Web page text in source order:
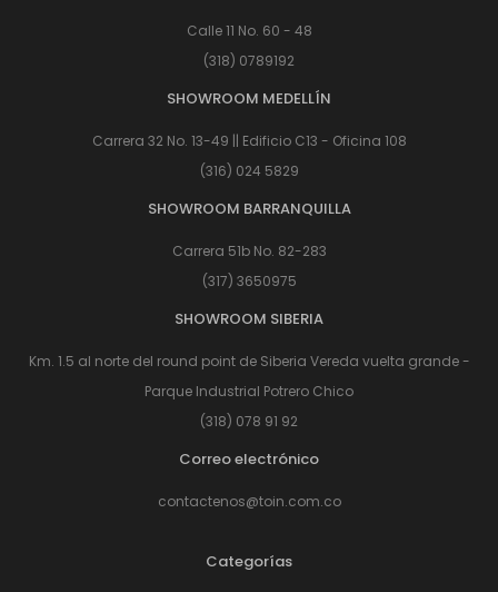
Calle 11 No. 60 - 48
(318) 0789192
SHOWROOM MEDELLÍN
Carrera 32 No. 13-49 || Edificio C13 - Oficina 108
(316) 024 5829
SHOWROOM BARRANQUILLA
Carrera 51b No. 82-283
(317) 3650975
SHOWROOM SIBERIA
Km. 1.5 al norte del round point de Siberia Vereda vuelta grande -
Parque Industrial Potrero Chico
(318) 078 91 92
Correo electrónico
contactenos@toin.com.co
Categorías